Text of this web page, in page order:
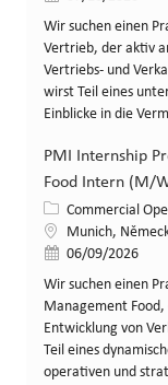
Wir suchen einen
Vertrieb, der aktiv
Vertriebs- und
wirst Teil eines
Einblicke in die
PMI Internship
Food Intern (M/
Kategorie
Commercial
MístoMunich,
Zveřejněno dne
06/09/2026
Wir suchen einen
Management Food,
Entwicklung von
Teil eines
operativen und